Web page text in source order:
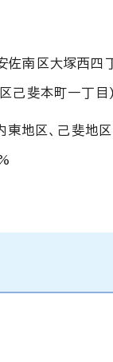
佐南区大塚西四
己斐本町一丁
地区、己斐地区